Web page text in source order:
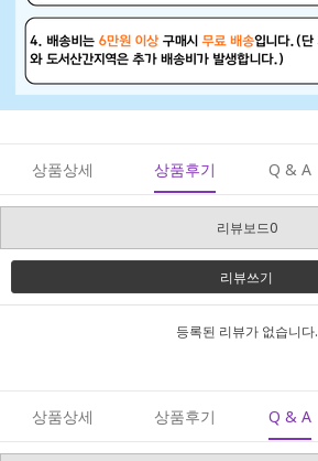
상품상세 상품후기 Q & A
리뷰보드0
리뷰쓰기
등록된 리뷰가 없습니다.
상품상세 상품후기 Q & A